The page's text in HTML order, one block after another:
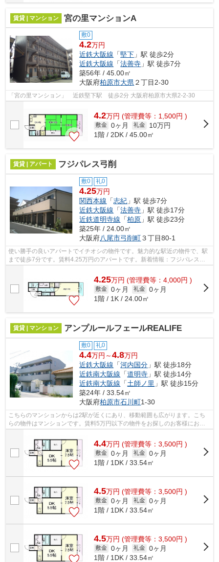
賃貸 | マンション 宮の里マンションA
敷0
4.2万円
近鉄大阪線 「堅下 」駅 徒歩2分
近鉄大阪線 「法善寺 」駅 徒歩7分
築56年 / 45.00㎡
大阪府柏原市大県２丁目2-30
「宮の里マンション」 近鉄堅下駅 徒歩2分 大阪府柏原市大県2-2-30
4.2万円 (管理費等：1,500円 )
敷金 0ヶ月 礼金
10万円
1階 / 2DK / 45.00㎡
賃貸 | アパート フジパレス弓削
敷0 礼0
4.25万円
関西本線 「志紀 」駅 徒歩7分
近鉄大阪線 「法善寺 」駅 徒歩17分
近鉄道明寺線 「柏原 」駅 徒歩23分
築25年 / 24.00㎡
大阪府八尾市弓削町３丁目80-1
使い勝手の良いアパートでイチオシの物件です。魅力的な駅近の物件で、駅
まで徒歩7分です。賃料4.25万円のアパートです。新着情報：フジパレス弓
4.25万円 (管理費等：4,000円 )
敷金 0ヶ月 礼金 0ヶ月
1階 / 1K / 24.00㎡
賃貸 | マンション アンプルールフェールREALIFE
敷0 礼0
4.4万円～4.8万円
近鉄大阪線 「河内国分 」駅 徒歩18分
近鉄南大阪線 「道明寺 」駅 徒歩14分
近鉄南大阪線 「土師ノ里 」駅 徒歩15分
築24年 / 33.54㎡
大阪府柏原市石川町1-30
こちらのマンションからは2駅が近くにあり、移動範囲も広がります。こち
らの物件はマンションです。賃料5万円以下の物件をお探しのお客様におす
4.4万円 (管理費等：3,500円 )
敷金 0ヶ月 礼金 0ヶ月
1階 / 1DK / 33.54㎡
4.5万円 (管理費等：3,500円 )
敷金 0ヶ月 礼金 0ヶ月
1階 / 1DK / 33.54㎡
4.5万円 (管理費等：3,500円 )
敷金 0ヶ月 礼金 0ヶ月
1階 / 1DK / 33.54㎡